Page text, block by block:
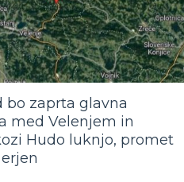
bo zaprta glavna
med Velenjem in
Hudo luknjo, promet